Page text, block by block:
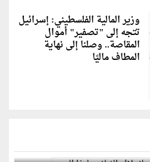
وزير المالية الفلسطيني: إسرائيل
تتجه إلى "تصفير" أموال
المقاصة.. وصلنا إلى نهاية
المطاف ماليًا
الفنانين لهذا السبب